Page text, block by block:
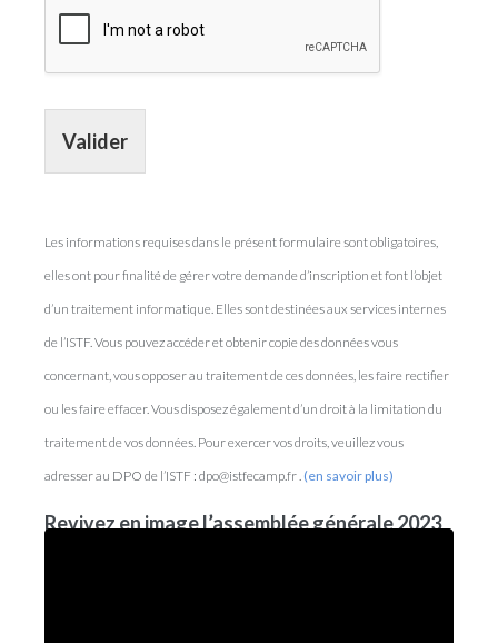
Valider
Les informations requises dans le présent formulaire sont obligatoires,
elles ont pour finalité de gérer votre demande d’inscription et font l’objet
d’un traitement informatique. Elles sont destinées aux services internes
de l’ISTF. Vous pouvez accéder et obtenir copie des données vous
concernant, vous opposer au traitement de ces données, les faire rectifier
ou les faire effacer. Vous disposez également d’un droit à la limitation du
traitement de vos données. Pour exercer vos droits, veuillez vous
adresser au DPO de l’ISTF : dpo@istfecamp.fr . (en savoir plus)
Revivez en image l’assemblée générale 2023